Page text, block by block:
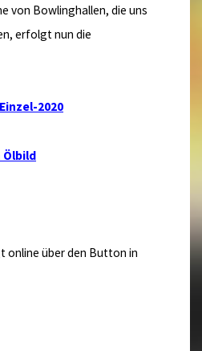
von Bowlinghallen, die uns
erfolgt nun die
2020
Ölbild
online über den Button in